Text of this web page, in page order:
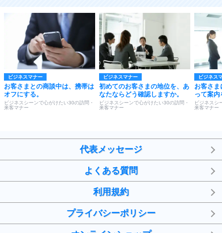
ビジネスマナー
お客さまとの商談中は、携帯は
オフにする。
ビジネスシーンで心がけたい30の訪問・
来客マナー
ビジネスマナー
初めてのお客さまの地位を、あ
なたならどう確認しますか。
ビジネスシーンで心がけたい30の訪問・
来客マナー
ビジネス
お客さ
って案内
ビジネスシ
来客マナー
代表メッセージ
よくある質問
利用規約
プライバシーポリシー